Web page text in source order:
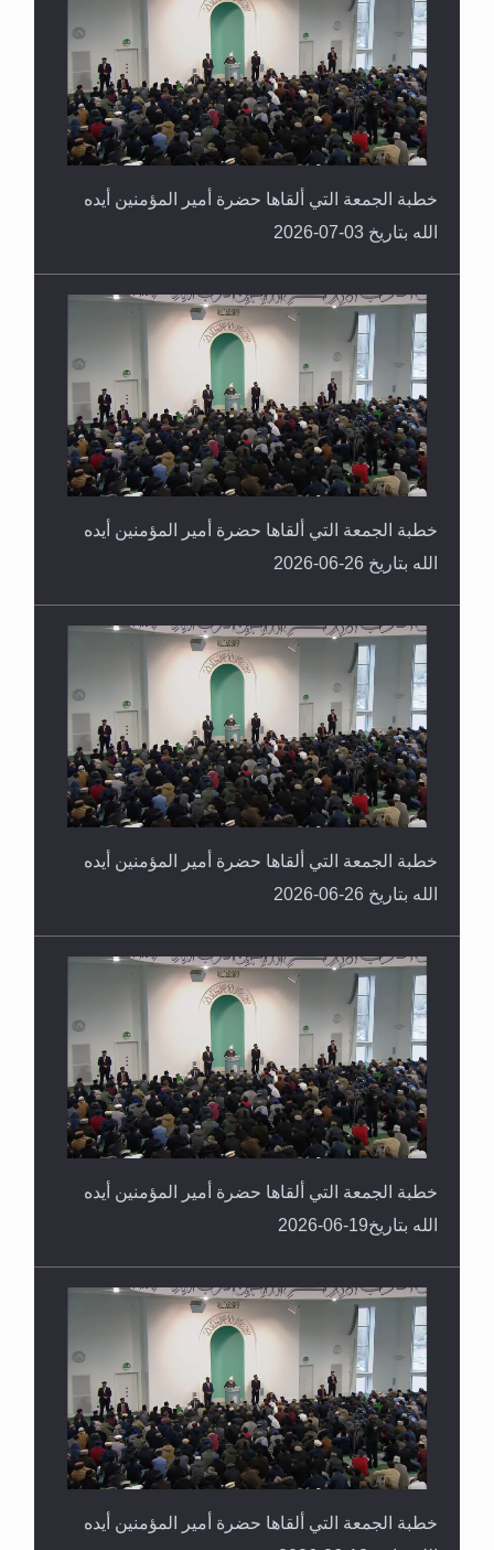
خطبة الجمعة التي ألقاها حضرة أمير المؤمنين أيده
الله بتاريخ 03-07-2026
خطبة الجمعة التي ألقاها حضرة أمير المؤمنين أيده
الله بتاريخ 26-06-2026
خطبة الجمعة التي ألقاها حضرة أمير المؤمنين أيده
الله بتاريخ 26-06-2026
خطبة الجمعة التي ألقاها حضرة أمير المؤمنين أيده
الله بتاريخ19-06-2026
خطبة الجمعة التي ألقاها حضرة أمير المؤمنين أيده